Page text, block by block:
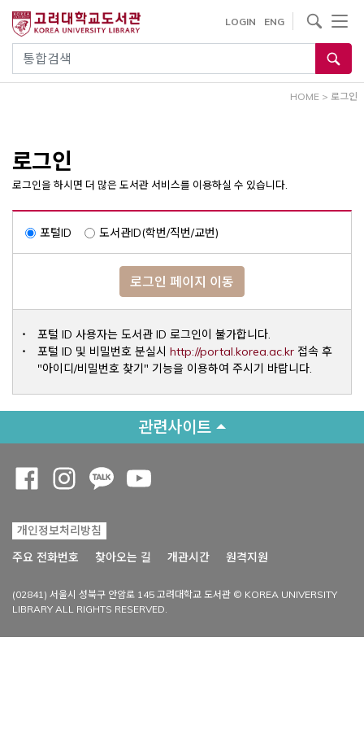
건
통합검색
LOGIN ENG
사이트내 검색
HOME > 로그인
로그인
로그인을 하시면 더 많은 도서관 서비스를 이용하실 수 있습니다.
포털ID 도서관ID(학번/직번/교번)
로그인 페이지 이동
포털 ID 사용자는 도서관 ID 로그인이 불가합니다.
포털 ID 및 비밀번호 분실시 http://portal.korea.ac.krOpens a
접속 후
"아이디/비밀번호 찾기" 기능을 이용하여 주시기 바랍니다.
관련사이트
개인정보처리방침
주요 전화번호
찾아오는 길 개관시간 원격지원
(02841) 서울시 성북구 안암로 145 고려대학교 도서관 © KOREA UNIVERSITY
LIBRARY ALL RIGHTS RESERVED.
Opens a new window
Opens a new window
Opens a new window